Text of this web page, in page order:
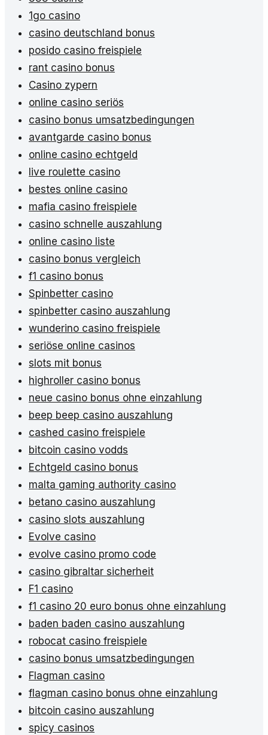
1go casino
casino deutschland bonus
posido casino freispiele
rant casino bonus
Casino zypern
online casino seriös
casino bonus umsatzbedingungen
avantgarde casino bonus
online casino echtgeld
live roulette casino
bestes online casino
mafia casino freispiele
casino schnelle auszahlung
online casino liste
casino bonus vergleich
f1 casino bonus
Spinbetter casino
spinbetter casino auszahlung
wunderino casino freispiele
seriöse online casinos
slots mit bonus
highroller casino bonus
neue casino bonus ohne einzahlung
beep beep casino auszahlung
cashed casino freispiele
bitcoin casino vodds
Echtgeld casino bonus
malta gaming authority casino
betano casino auszahlung
casino slots auszahlung
Evolve casino
evolve casino promo code
casino gibraltar sicherheit
F1 casino
f1 casino 20 euro bonus ohne einzahlung
baden baden casino auszahlung
robocat casino freispiele
casino bonus umsatzbedingungen
Flagman casino
flagman casino bonus ohne einzahlung
bitcoin casino auszahlung
spicy casinos